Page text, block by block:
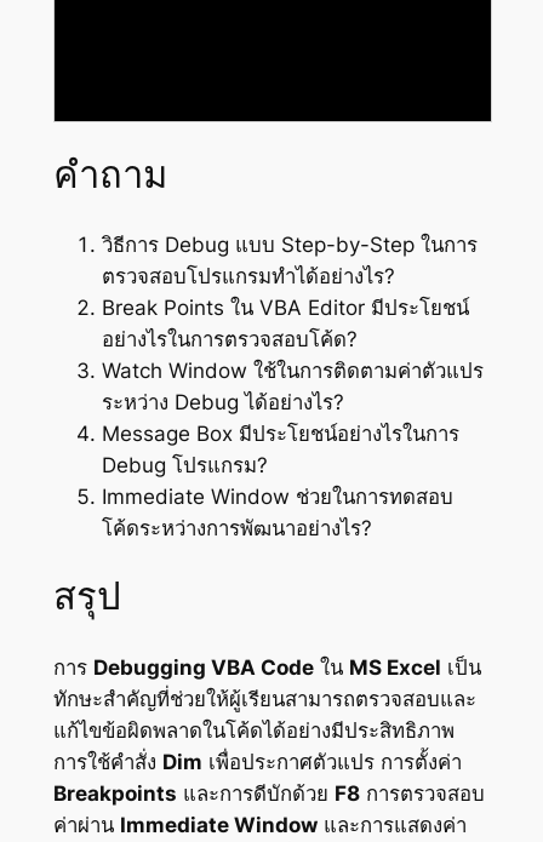
คำถาม
วิธีการ Debug แบบ Step-by-Step ในการ
ตรวจสอบโปรแกรมทำได้อย่างไร?
Break Points ใน VBA Editor มีประโยชน์
อย่างไรในการตรวจสอบโค้ด?
Watch Window ใช้ในการติดตามค่าตัวแปร
ระหว่าง Debug ได้อย่างไร?
Message Box มีประโยชน์อย่างไรในการ
Debug โปรแกรม?
Immediate Window ช่วยในการทดสอบ
โค้ดระหว่างการพัฒนาอย่างไร?
สรุป
การ Debugging VBA Codeใน MS Excel เป็น
ทักษะสำคัญที่ช่วยให้ผู้เรียนสามารถตรวจสอบและ
แก้ไขข้อผิดพลาดในโค้ดได้อย่างมีประสิทธิภาพ
การใช้คำสั่ง Dim เพื่อประกาศตัวแปร การตั้งค่า
Breakpoints และการดีบักด้วย F8การตรวจสอบ
ค่าผ่าน Immediate Windowและการแสดงค่า